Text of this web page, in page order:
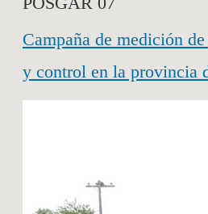
Campaña de medición
y control en la provincia